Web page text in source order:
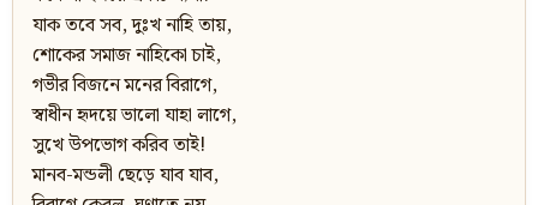
যাক তবে সব, দুঃখ নাহি তায়,
শোকের সমাজ নাহিকো চাই,
গভীর বিজনে মনের বিরাগে,
স্বাধীন হৃদয়ে ভালো যাহা লাগে,
সুখে উপভোগ করিব তাই!
মানব-মন্ডলী ছেড়ে যাব যাব,